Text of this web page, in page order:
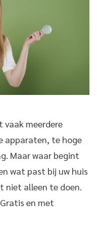
vaak meerdere
apparaten, te hoge
Maar waar begint
wat past bij uw huis
niet alleen te doen.
en met